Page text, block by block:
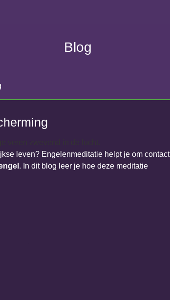
Blog
leven? Engelenmeditatie helpt je om contact
. In dit blog leer je hoe deze meditatie